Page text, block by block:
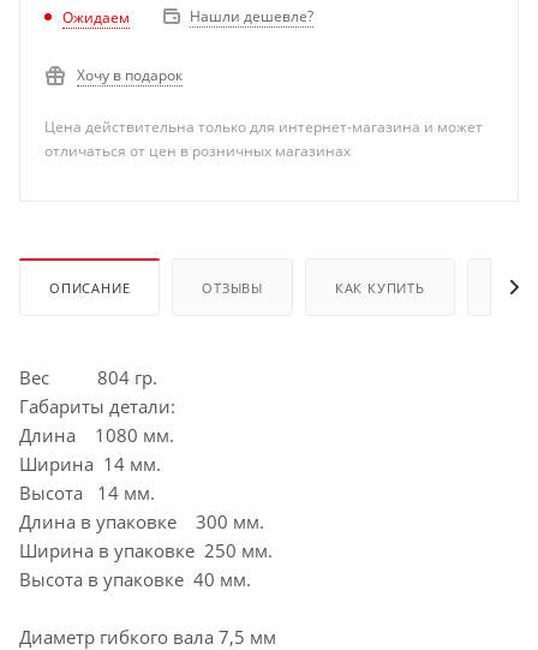
Ожидаем Нашли дешевле?
Хочу в подарок
Цена действительна только для интернет-магазина и может
отличаться от цен в розничных магазинах
ОПИСАНИЕ ОТЗЫВЫ КАК КУПИТЬ
Вес 804 гр.
Габариты детали:
Длина 1080 мм.
Ширина 14 мм.
Высота 14 мм.
Длина в упаковке 300 мм.
Ширина в упаковке 250 мм.
Высота в упаковке 40 мм.
Диаметр гибкого вала 7,5 мм